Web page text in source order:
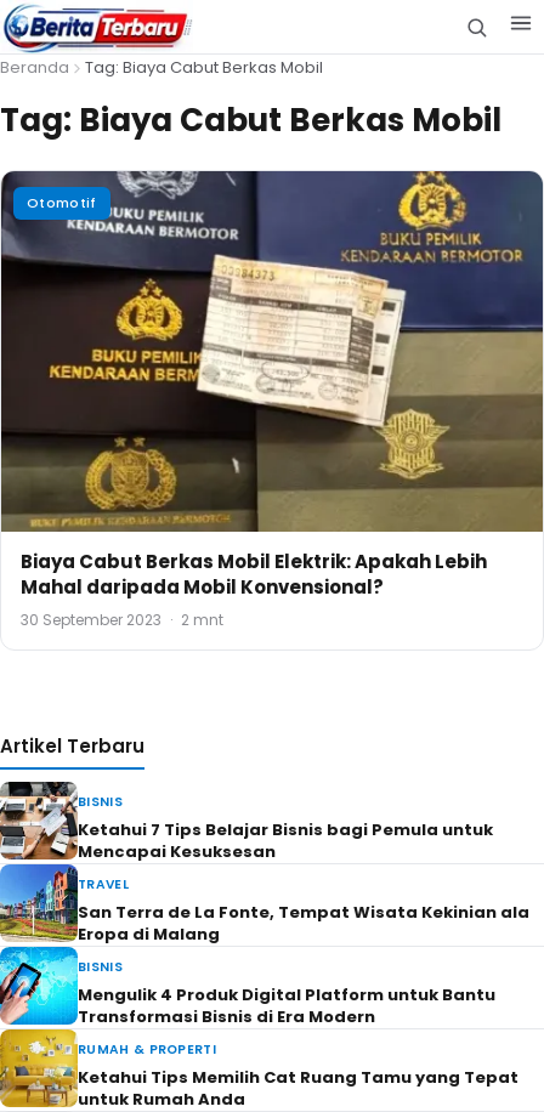
Beranda Tag: Biaya Cabut Berkas Mobil
Tag: Biaya Cabut Berkas Mobil
Otomotif
Biaya Cabut Berkas Mobil Elektrik: Apakah Lebih
Mahal daripada Mobil Konvensional?
30 September 2023 · 2 mnt
Artikel Terbaru
BISNIS
Ketahui 7 Tips Belajar Bisnis bagi Pemula untuk
Mencapai Kesuksesan
TRAVEL
San Terra de La Fonte, Tempat Wisata Kekinian ala
Eropa di Malang
BISNIS
Mengulik 4 Produk Digital Platform untuk Bantu
Transformasi Bisnis di Era Modern
RUMAH & PROPERTI
Ketahui Tips Memilih Cat Ruang Tamu yang Tepat
untuk Rumah Anda